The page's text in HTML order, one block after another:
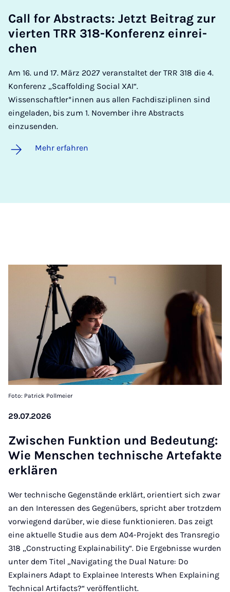
Call for Ab­s­tracts: Jetzt Bei­trag zur
vier­ten TRR 318-Kon­fe­renz ein­rei­
chen
Am 16. und 17. März 2027 veranstaltet der TRR 318 die 4.
Konferenz „Scaffolding Social XAI“.
Wissenschaftler*innen aus allen Fachdisziplinen sind
eingeladen, bis zum 1. November ihre Abstracts
einzusenden.
Mehr erfahren
Foto: Patrick Pollmeier
29.07.2026
Zwi­schen Funk­ti­on und Be­deu­tung:
Wie Men­schen tech­ni­sche Ar­te­fak­te
er­klä­ren
Wer technische Gegenstände erklärt, orientiert sich zwar
an den Interessen des Gegenübers, spricht aber trotzdem
vorwiegend darüber, wie diese funktionieren. Das zeigt
eine aktuelle Studie aus dem A04-Projekt des Transregio
318 „Constructing Explainability“. Die Ergebnisse wurden
unter dem Titel „Navigating the Dual Nature: Do
Explainers Adapt to Explainee Interests When Explaining
Technical Artifacts?“ veröffentlicht.